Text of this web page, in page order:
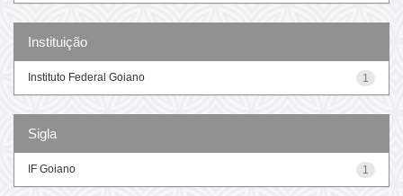
Instituição
1
Instituto Federal Goiano
Sigla
1
IF Goiano